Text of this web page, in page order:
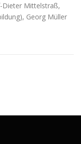
Dieter Mittelstraß,
Georg Müller